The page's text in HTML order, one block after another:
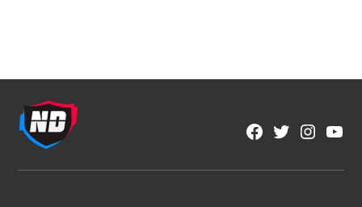
Facebook
Twitter